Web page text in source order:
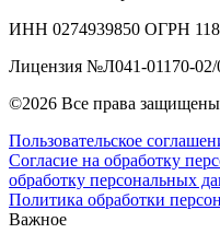
ИНН 0274939850 ОГРН
Лицензия №Л041-01170-02/
©2026 Все права защищены
Пользовательское
Согласие на обработку
обработку персональных
Политика обработки
Важное